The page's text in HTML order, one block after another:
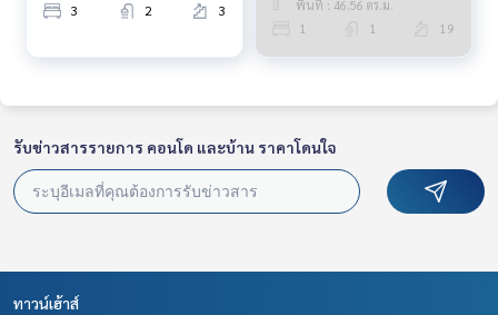
3 2 3 พื้นที่ : 46.56 ตร.ม.
1 1 19
รับข่าวสารรายการ คอนโด และบ้าน ราคาโดนใจ
ทาวน์เฮ้าส์